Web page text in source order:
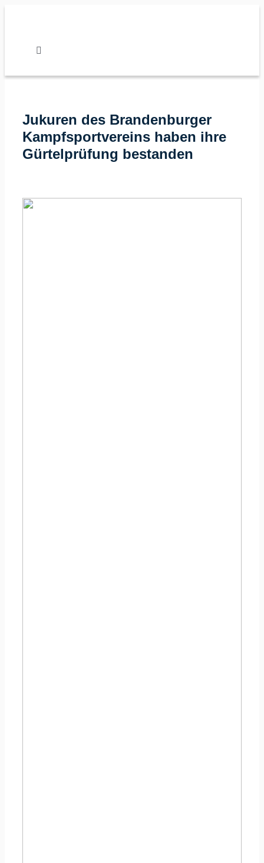
Toggle
Verband
Vereine
Karate
Jukuren des Brandenburger
Kampfsportvereins haben ihre
Gürtelprüfung bestanden